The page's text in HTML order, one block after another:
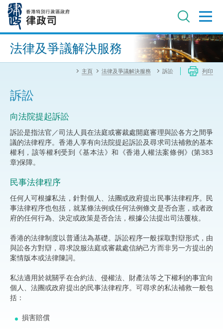
內
進階搜尋
法律及爭議解決服務
主頁 法律及爭議解決服務 訴訟 列印
訴訟
向法院提起訴訟
訴訟是指法官／司法人員在法庭或審裁處開庭審理與訟各方之間爭
議的法律程序。香港人享有向法院提起訴訟及尋求司法補救的基本
權利，該等權利受到《基本法》和《香港人權法案條例》(第383
章)保障。
民事法律程序
任何人可根據私法，針對個人、法團或政府提出民事法律程序。民
事法律程序也包括，就某條法例或任何法例條文是否合憲，或者政
府的任何行為、決定或政策是否合法，根據公法提出司法覆核。
香港的法律制度以普通法為基礎。訴訟程序一般採取對辯形式，由
與訟各方對辯，尋求說服法庭或審裁處信納己方而非另一方提出的
案情版本或法律陳詞。
私法適用於就關乎在合約法、侵權法、財產法等之下權利的事宜向
個人、法團或政府提出的民事法律程序。可尋求的私法補救一般包
括：
損害賠償